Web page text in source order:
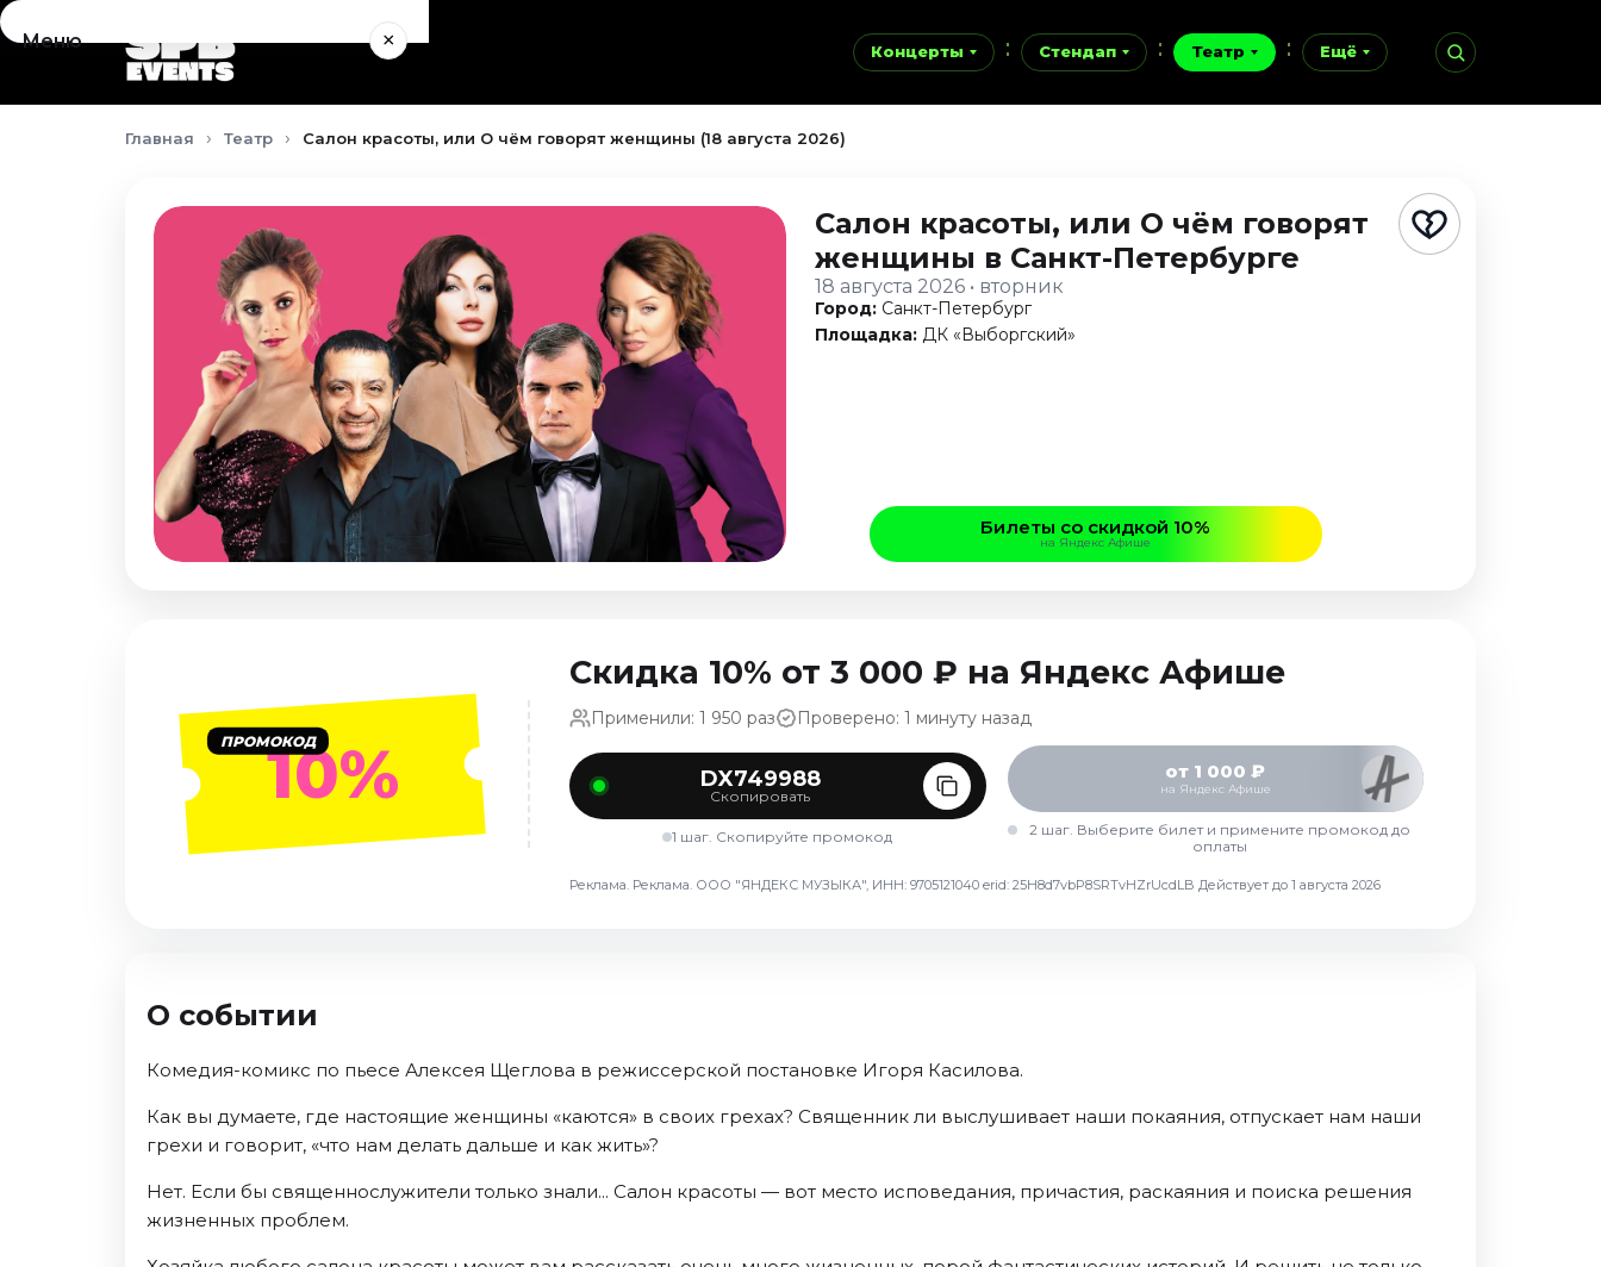
Концерты Стендап Театр Ещё
Меню ×
Концерты
Август 2026
Декабрь 2026
Сентябрь 2026
Декабрь 2026
Сентябрь 2026
Декабрь 2026
Главная Театр Салон красоты, или О чём говорят женщины (18 августа 2026)
Салон красоты, или О чём говорят
женщины в Санкт-Петербурге
18 августа 2026 • вторник
Город: Санкт-Петербург
Площадка: ДК «Выборгский»
Билеты со скидкой 10%
на Яндекс Афише
ПРОМОКОД10%
Скидка 10% от 3 000 ₽ на Яндекс Афише
Применили: 1 950 раз Проверено: 1 минуту назад
DX749988
Скопировать
1 шаг. Скопируйте промокод
от 1 000 ₽
на Яндекс Афише
2 шаг. Выберите билет и примените промокод до
оплаты
Реклама. Реклама. ООО "ЯНДЕКС МУЗЫКА", ИНН: 9705121040 erid: 25H8d7vbP8SRTvHZrUcdLB Действует до 1 августа 2026
О событии
Комедия-комикс по пьесе Алексея Щеглова в режиссерской постановке Игоря Касилова.
Как вы думаете, где настоящие женщины «каются» в своих грехах? Священник ли выслушивает наши покаяния, отпускает нам наши
грехи и говорит, «что нам делать дальше и как жить»?
Нет. Если бы священнослужители только знали... Салон красоты — вот место исповедания, причастия, раскаяния и поиска решения
жизненных проблем.